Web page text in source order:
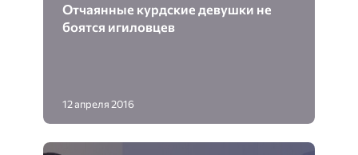
Отчаянные курдские девушки не
боятся игиловцев
12 апреля 2016